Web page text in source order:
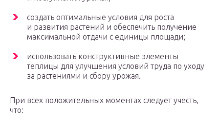
создать оптимальные условия для роста
и развития растений и обеспечить получение
максимальной отдачи с единицы площади;
использовать конструктивные элементы
теплицы для улучшения условий труда по уходу
за растениями и сбору урожая.
При всех положительных моментах следует учесть,
что: